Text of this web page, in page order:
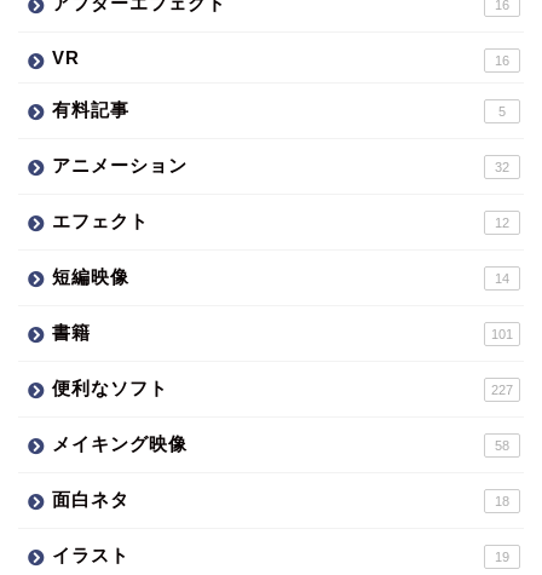
16
VR 16
有料記事 5
アニメーション 32
エフェクト 12
短編映像 14
書籍 101
便利なソフト 227
メイキング映像 58
面白ネタ 18
イラスト 19